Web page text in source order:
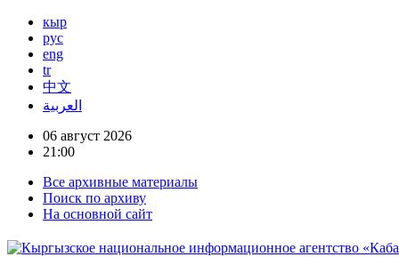
кыр
рус
eng
tr
中文
العربية
06 август 2026
21:00
Все архивные материалы
Поиск по архиву
На основной сайт